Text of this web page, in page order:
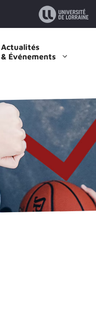
Actualités
& Événements